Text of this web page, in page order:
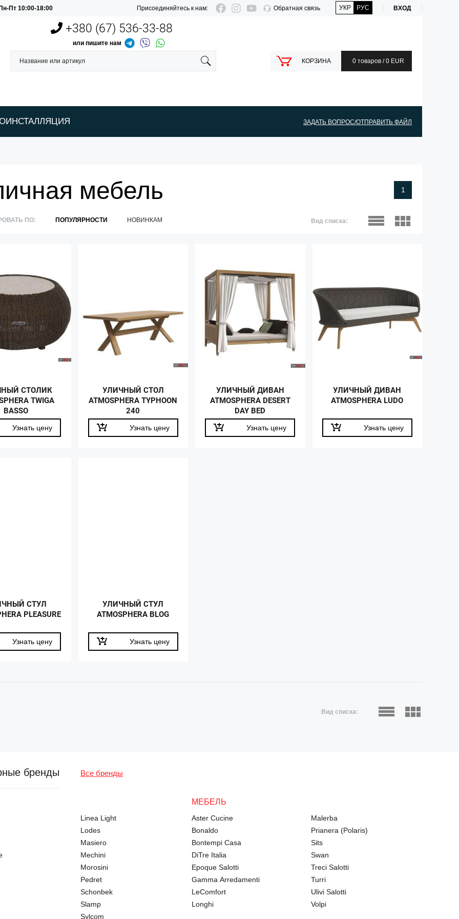
Пт 10:00-18:00 Присоединяйтесь к нам: ВХОД
УКР РУС
Обратная связь
0 товаров / 0 EUR
КОРЗИНА
+380 (67) 536-33-88
или пишите нам
ЗАДАТЬ ВОПРОС/ОТПРАВИТЬ ФАЙЛ
мебель 1
ПО: ПОПУЛЯРНОСТИ НОВИНКАМ Вид списка:
СТОЛИК
TWIGA
BASSO
Узнать цену
УЛИЧНЫЙ СТОЛ
ATMOSPHERA TYPHOON
240
Узнать цену
УЛИЧНЫЙ ДИВАН
ATMOSPHERA DESERT
DAY BED
Узнать цену
УЛИЧНЫЙ ДИВАН
ATMOSPHERA LUDO
Узнать цену
СТУЛ
PLEASURE
Узнать цену
УЛИЧНЫЙ СТУЛ
ATMOSPHERA BLOG
Узнать цену
Вид списка:
бренды Все бренды
Linea Light
Lodes
Masiero
Mechini
Morosini
Pedret
Schonbek
Slamp
Sylcom
МЕБЕЛЬ
Aster Cucine
Bonaldo
Bontempi Casa
DiTre Italia
Epoque Salotti
Gamma Arredamenti
LeComfort
Longhi
Malerba
Prianera (Polaris)
Sits
Swan
Treci Salotti
Turri
Ulivi Salotti
Volpi